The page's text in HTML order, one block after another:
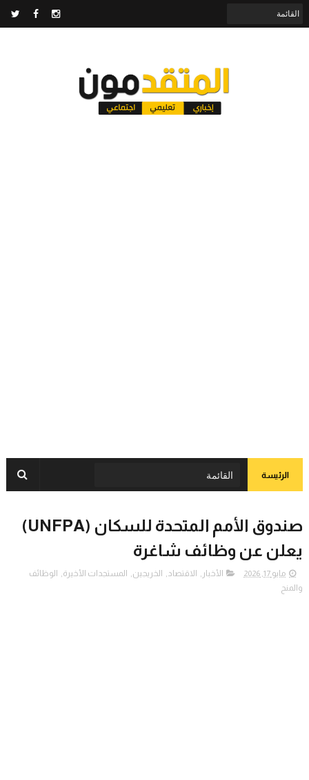
الرئيسة
صندوق الأمم المتحدة للسكان (UNFPA)
يعلن عن وظائف شاغرة
مايو 17, 2026 الأخبار , الاقتصاد, الخريجين, المستجدات الأخيرة,
الوظائف
والمنح